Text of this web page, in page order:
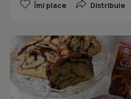
Îmi place Distribuie